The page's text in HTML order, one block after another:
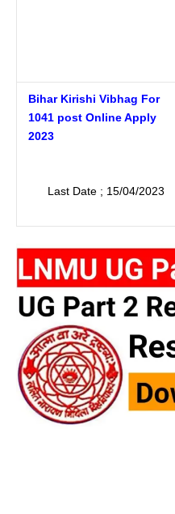
Bihar Kirishi Vibhag For
1041 post Online Apply
2023
Last Date ; 15/04/2023